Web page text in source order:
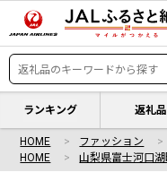
ランキング 返礼品
HOME ファッション
HOME
山梨県富士河口